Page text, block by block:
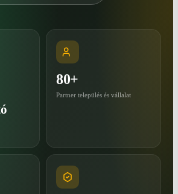
80+
Partner település és vállalat